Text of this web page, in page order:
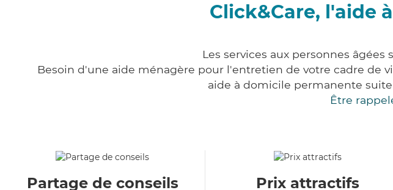
Click&Care, l'aide
Les services aux personnes âgées
Besoin d'une aide ménagère pour l'entretien de votre cadre de
aide à domicile permanente
Être
Partage de conseils Prix attractifs